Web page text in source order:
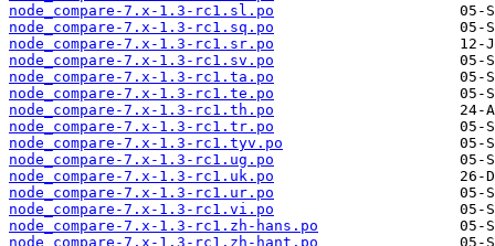
node_compare-7.x-1.3-rc1.sl.po
node_compare-7.x-1.3-rc1.sq.po
node_compare-7.x-1.3-rc1.sr.po
node_compare-7.x-1.3-rc1.sv.po
node_compare-7.x-1.3-rc1.ta.po
node_compare-7.x-1.3-rc1.te.po
node_compare-7.x-1.3-rc1.th.po
node_compare-7.x-1.3-rc1.tr.po
node_compare-7.x-1.3-rc1.tyv.po
node_compare-7.x-1.3-rc1.ug.po
node_compare-7.x-1.3-rc1.uk.po
node_compare-7.x-1.3-rc1.ur.po
node_compare-7.x-1.3-rc1.vi.po
node_compare-7.x-1.3-rc1.zh-hans.po
node_compare-7.x-1.3-rc1.zh-hant.po